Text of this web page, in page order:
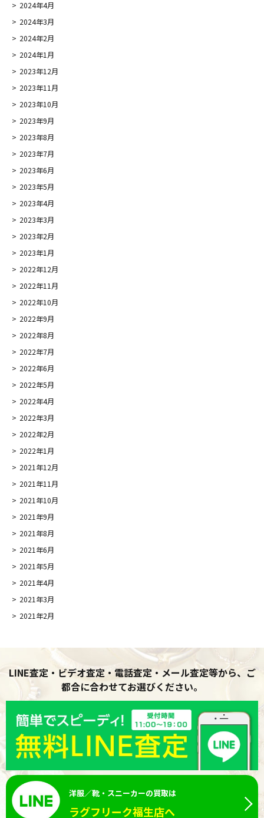
2024年4月
2024年3月
2024年2月
2024年1月
2023年12月
2023年11月
2023年10月
2023年9月
2023年8月
2023年7月
2023年6月
2023年5月
2023年4月
2023年3月
2023年2月
2023年1月
2022年12月
2022年11月
2022年10月
2022年9月
2022年8月
2022年7月
2022年6月
2022年5月
2022年4月
2022年3月
2022年2月
2022年1月
2021年12月
2021年11月
2021年10月
2021年9月
2021年8月
2021年6月
2021年5月
2021年4月
2021年3月
2021年2月
LINE査定・ビデオ査定・電話査定・メール査定等から、ご
都合に合わせてお選びください。
洋服／靴・スニーカーの買取は
ラグフリーク福生店へ